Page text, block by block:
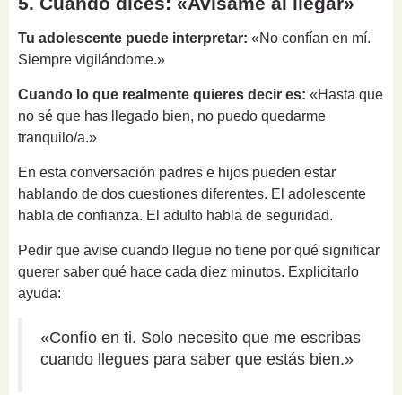
Tu adolescente puede interpretar: «No confían en mí.
Siempre vigilándome.»
Cuando lo que realmente quieres decir es: «Hasta que
no sé que has llegado bien, no puedo quedarme
tranquilo/a.»
En esta conversación padres e hijos pueden estar
hablando de dos cuestiones diferentes. El adolescente
habla de confianza. El adulto habla de seguridad.
Pedir que avise cuando llegue no tiene por qué significar
querer saber qué hace cada diez minutos. Explicitarlo
ayuda:
«Confío en ti. Solo necesito que me escribas
cuando llegues para saber que estás bien.»